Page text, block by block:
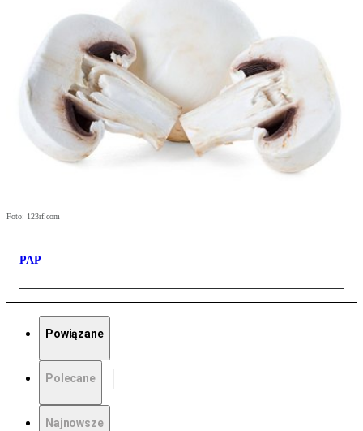
Foto: 123rf.com
PAP
Powiązane
Polecane
Najnowsze